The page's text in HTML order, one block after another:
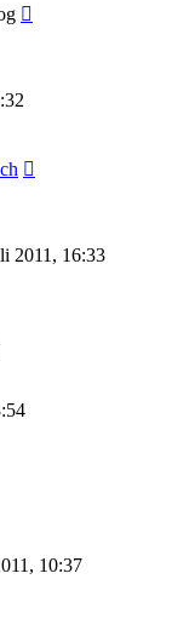
2011, 16:33
10:37